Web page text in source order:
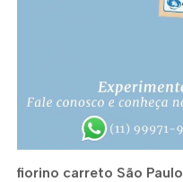
fiorino carreto São Paulo